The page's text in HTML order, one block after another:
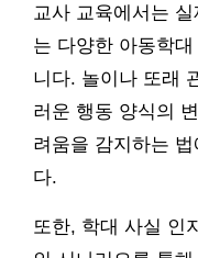
교사 교육에서는
는 다양한 아동학
니다. 놀이나 또래
러운 행동 양식의
려움을 감지하는
다.
또한, 학대 사실 인